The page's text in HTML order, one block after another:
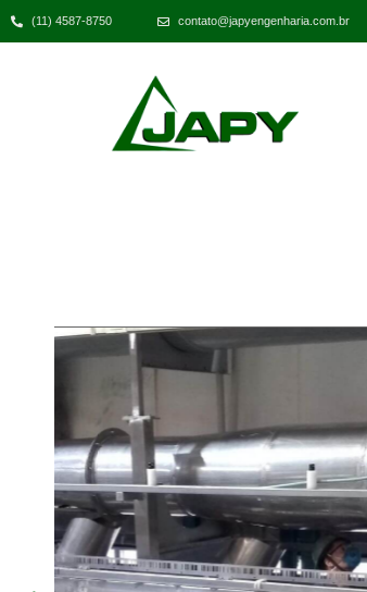
(11) 4587-8750 contato@japyengenharia.com.br